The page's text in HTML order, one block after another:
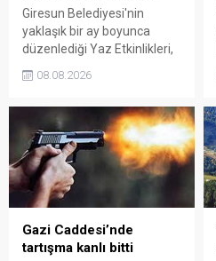
Giresun Belediyesi'nin
yaklaşık bir ay boyunca
düzenlediği Yaz Etkinlikleri,
sanat ve eğlenceyle
organizasyonun ardından
Kadın El Emeği Pazarı'nın
süresi de 16 Ağustos'a
kadar uzatıldı.
08.08.2026
Gazi Caddesi’nde
tartışma kanlı bitti